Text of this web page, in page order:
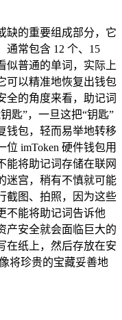
缺的重要组成部分，它
通常包含 12 个、15
似普通的单词，实际上
可以精准地恢复出钱包
全的角度来看，助记词
匙”，一旦这把“钥匙”
钱包，轻而易举地转移
imToken 硬件钱包用
能将助记词存储在联网
迷宫，稍有不慎就可能
截图、拍照，因为这些
不能将助记词告诉他
产安全就会面临巨大的
在纸上，然后存放在安
将珍贵的宝藏妥善地